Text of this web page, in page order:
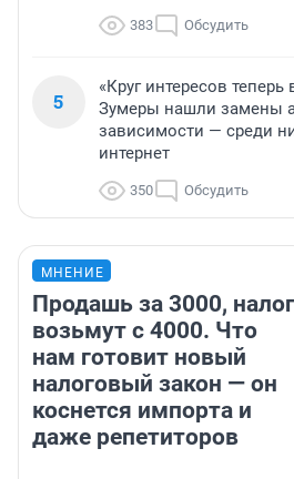
383 Обсудить
5
«Круг интересов теперь
Зумеры нашли замены
зависимости — среди
интернет
350 Обсудить
МНЕНИЕ
Продашь за 3000, налог
возьмут с 4000. Что
нам готовит новый
налоговый закон — он
коснется импорта и
даже репетиторов